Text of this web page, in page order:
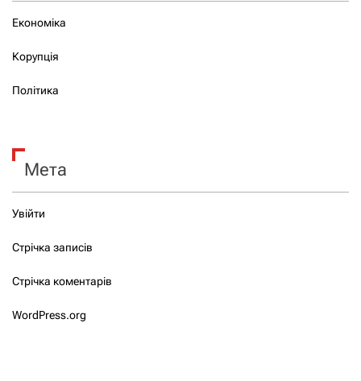
Економіка
Корупція
Політика
Мета
Увійти
Стрічка записів
Стрічка коментарів
WordPress.org